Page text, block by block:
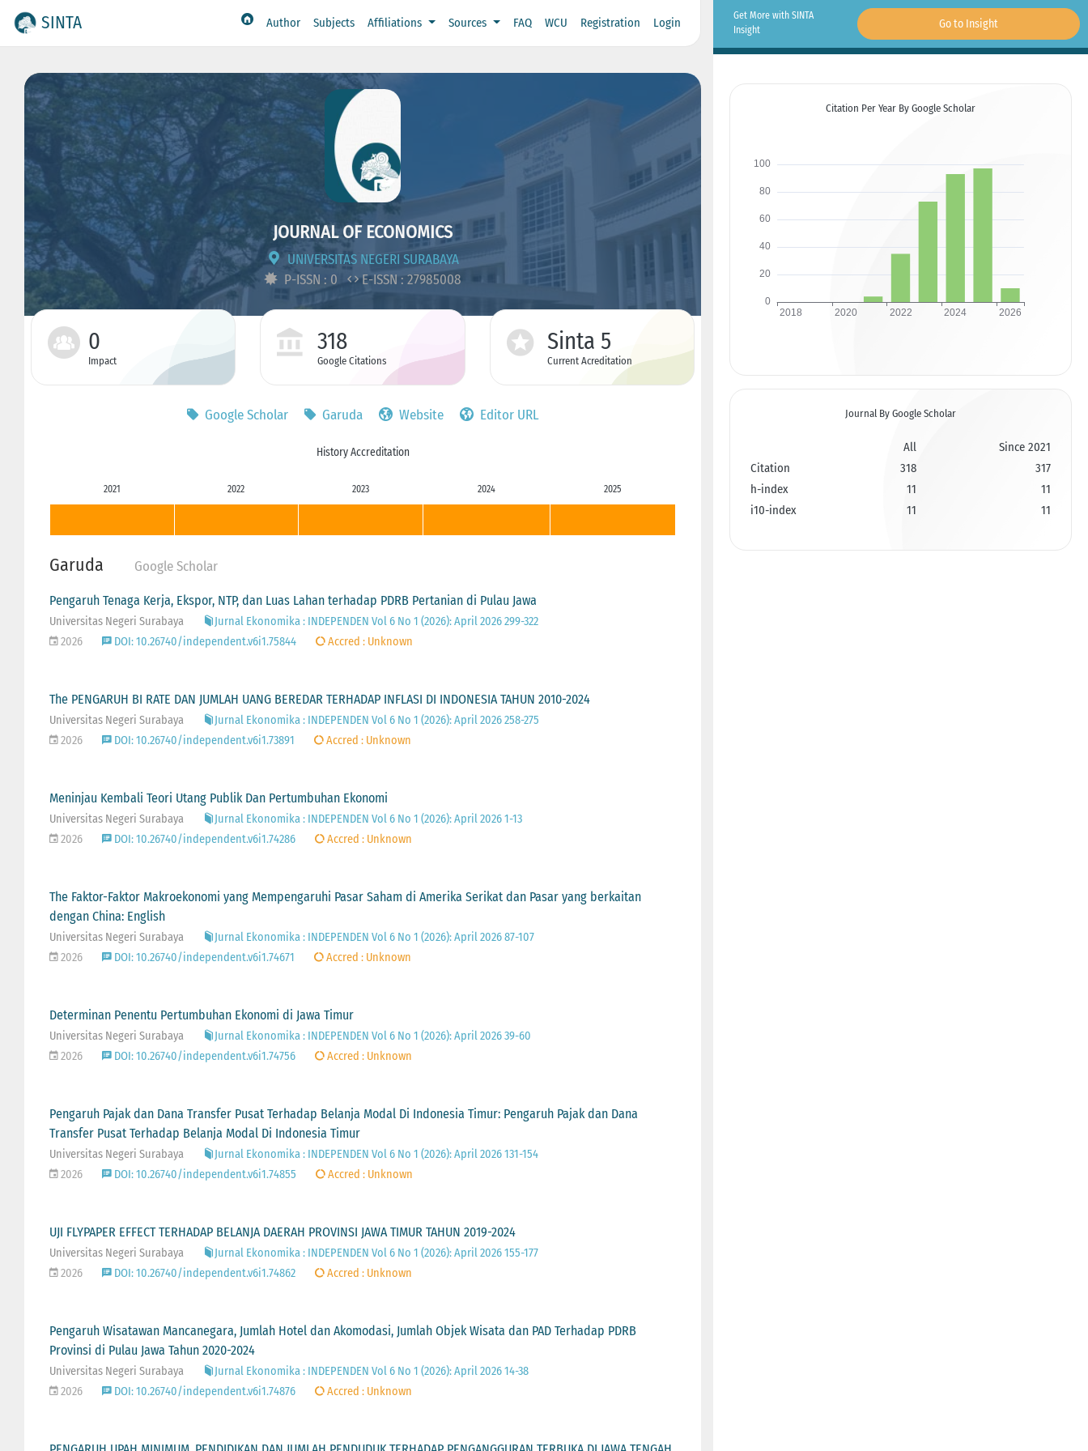
SINTA Author Subjects Affiliations Sources FAQ WCU Registration Login
JOURNAL OF ECONOMICS
UNIVERSITAS NEGERI SURABAYA
P-ISSN : 0
E-ISSN : 27985008
0
Impact
318
Google Citations
Sinta 5
Current Acreditation
Google Scholar Garuda Website Editor URL
History Accreditation
2021 2022 2023 2024 2025
Garuda Google Scholar
Pengaruh Tenaga Kerja, Ekspor, NTP, dan Luas Lahan terhadap PDRB Pertanian di Pulau Jawa
Universitas Negeri Surabaya
Jurnal Ekonomika : INDEPENDEN Vol 6 No 1 (2026): April 2026 299-322
2026
DOI: 10.26740/independent.v6i1.75844 Accred : Unknown
The PENGARUH BI RATE DAN JUMLAH UANG BEREDAR TERHADAP INFLASI DI INDONESIA TAHUN 2010-2024
Universitas Negeri Surabaya
Jurnal Ekonomika : INDEPENDEN Vol 6 No 1 (2026): April 2026 258-275
2026
DOI: 10.26740/independent.v6i1.73891 Accred : Unknown
Meninjau Kembali Teori Utang Publik Dan Pertumbuhan Ekonomi
Universitas Negeri Surabaya
Jurnal Ekonomika : INDEPENDEN Vol 6 No 1 (2026): April 2026 1-13
2026
DOI: 10.26740/independent.v6i1.74286 Accred : Unknown
The Faktor-Faktor Makroekonomi yang Mempengaruhi Pasar Saham di Amerika Serikat dan Pasar yang berkaitan
dengan China: English
Universitas Negeri Surabaya
Jurnal Ekonomika : INDEPENDEN Vol 6 No 1 (2026): April 2026 87-107
2026
DOI: 10.26740/independent.v6i1.74671 Accred : Unknown
Determinan Penentu Pertumbuhan Ekonomi di Jawa Timur
Universitas Negeri Surabaya
Jurnal Ekonomika : INDEPENDEN Vol 6 No 1 (2026): April 2026 39-60
2026
DOI: 10.26740/independent.v6i1.74756 Accred : Unknown
Pengaruh Pajak dan Dana Transfer Pusat Terhadap Belanja Modal Di Indonesia Timur: Pengaruh Pajak dan Dana
Transfer Pusat Terhadap Belanja Modal Di Indonesia Timur
Universitas Negeri Surabaya
Jurnal Ekonomika : INDEPENDEN Vol 6 No 1 (2026): April 2026 131-154
2026
DOI: 10.26740/independent.v6i1.74855 Accred : Unknown
UJI FLYPAPER EFFECT TERHADAP BELANJA DAERAH PROVINSI JAWA TIMUR TAHUN 2019-2024
Universitas Negeri Surabaya
Jurnal Ekonomika : INDEPENDEN Vol 6 No 1 (2026): April 2026 155-177
2026
DOI: 10.26740/independent.v6i1.74862 Accred : Unknown
Pengaruh Wisatawan Mancanegara, Jumlah Hotel dan Akomodasi, Jumlah Objek Wisata dan PAD Terhadap PDRB
Provinsi di Pulau Jawa Tahun 2020-2024
Universitas Negeri Surabaya
Jurnal Ekonomika : INDEPENDEN Vol 6 No 1 (2026): April 2026 14-38
2026
DOI: 10.26740/independent.v6i1.74876 Accred : Unknown
Get More with SINTA
Insight
Go to Insight
Citation Per Year By Google Scholar
Journal By Google Scholar
All
Since 2021
Citation
318
317
h-index
11
11
i10-index
11 11